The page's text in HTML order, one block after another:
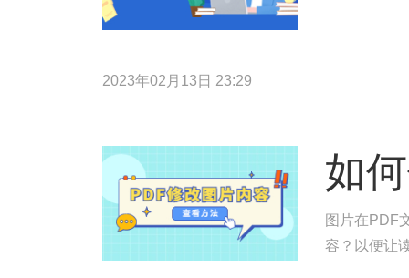
2023年02月13日 23:29
如
图片在PDF
容？以便让